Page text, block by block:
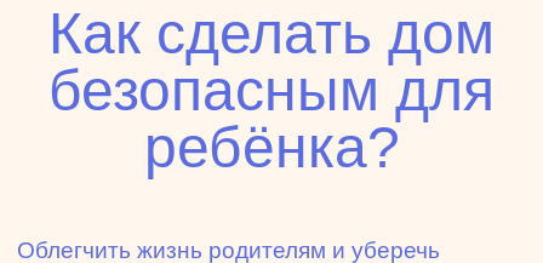
товары статьи
Как сделать дом
безопасным для
ребёнка?
Облегчить жизнь родителям и уберечь